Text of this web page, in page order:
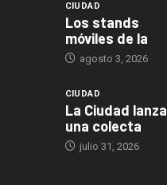
CIUDAD
Los stands
móviles de la
agosto 3, 2026
CIUDAD
La Ciudad lanza
una colecta
julio 31, 2026